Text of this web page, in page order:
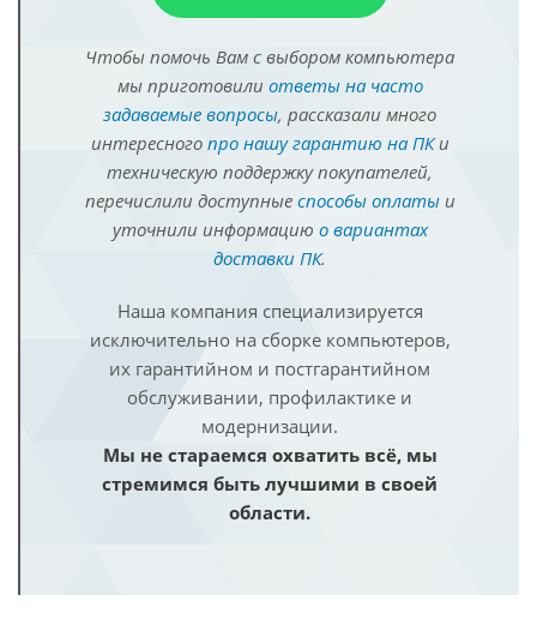
Чтобы помочь Вам с выбором компьютера
мы приготовили ответы на часто
задаваемые вопросы, рассказали много
интересного про нашу гарантию на ПКи
техническую поддержку покупателей,
перечислили доступные способы оплатыи
уточнили информацию о вариантах
доставки ПК.
Наша компания специализируется
исключительно на сборке компьютеров,
их гарантийном и постгарантийном
обслуживании, профилактике и
модернизации.
Мы не стараемся охватить всё, мы
стремимся быть лучшими в своей
области.